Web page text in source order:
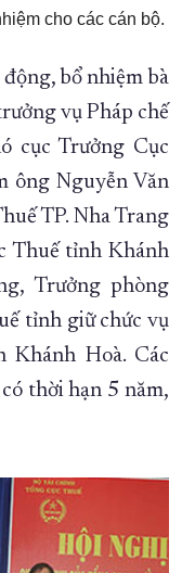
cho các cán bộ.
bổ nhiệm bà
vụ Pháp chế
cục Trưởng Cục
ông Nguyễn Văn
TP. Nha Trang
Thuế tỉnh Khánh
Trưởng phòng
tỉnh giữ chức vụ
Khánh Hoà. Các
thời hạn 5 năm,